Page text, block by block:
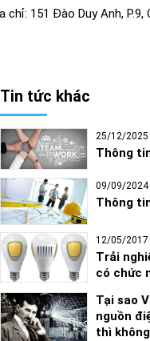
chỉ: 151 Đào Duy Anh, P.9,
Tin tức khác
25/12/2025
Thông
09/09/2024
Thông
12/05/2017
Trải
có chức
Tại sao
nguồn
thì